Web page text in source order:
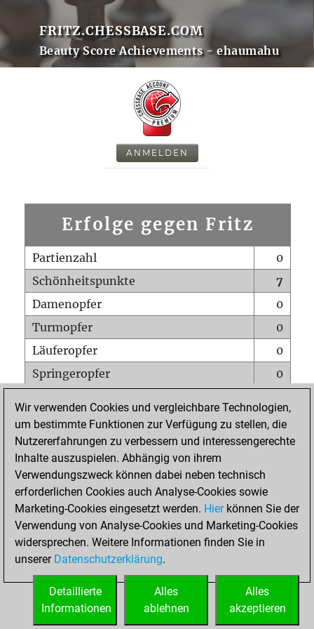
FRITZ.CHESSBASE.COM
Beauty Score Achievements - ehaumahu
ANMELDEN
Erfolge gegen Fritz
Partienzahl
0
Schönheitspunkte
7
Damenopfer
0
Turmopfer
0
Läuferopfer
0
Springeropfer
0
Matt auf vollem Brett
0
Bauer setzt Matt
0
Erstickte Matts
Unterverwandlungen
Türme auf der siebten
0
STARTSEITE
Wir verwenden Cookies und vergleichbare Technologien,
um bestimmte Funktionen zur Verfügung zu stellen, die
Nutzererfahrungen zu verbessern und interessengerechte
Inhalte auszuspielen. Abhängig von ihrem
Verwendungszweck können dabei neben technisch
erforderlichen Cookies auch Analyse-Cookies sowie
Marketing-Cookies eingesetzt werden. Hierkönnen Sie der
Verwendung von Analyse-Cookies und Marketing-Cookies
widersprechen. Weitere Informationen finden Sie in
unserer Datenschutzerklärung.
Alles
akzeptieren
Alles
ablehnen
Detaillierte
Informationen